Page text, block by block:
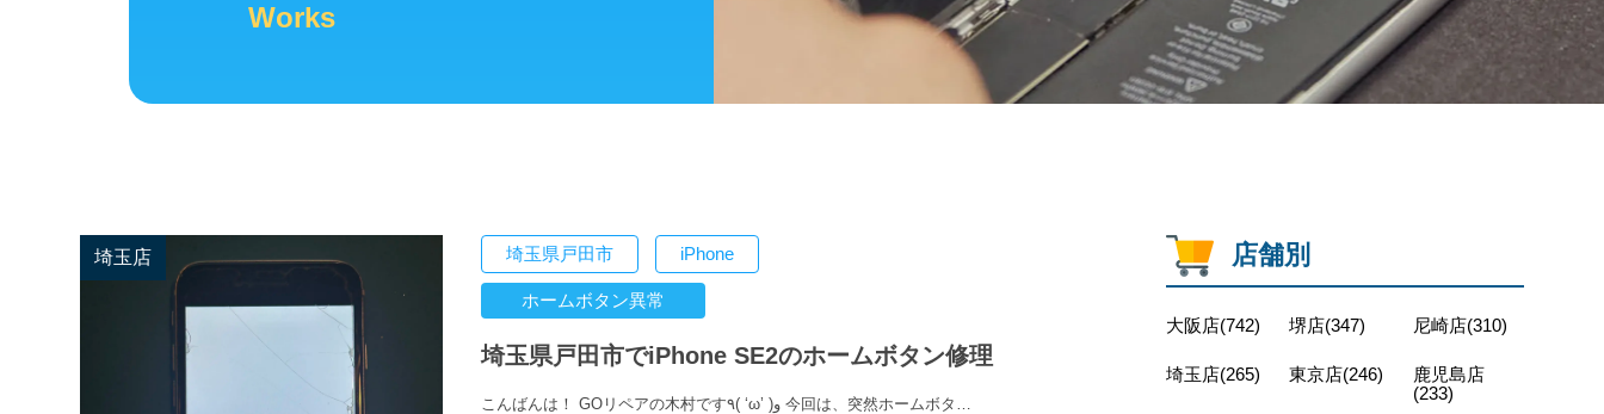
Works
埼玉店 埼玉県戸田市 iPhone
ホームボタン異常
埼玉県戸田市でiPhone SE2のホームボタン修理
こんばんは！ GOリペアの木村です٩( ‘ω’ )و 今回は、突然ホームボタ…
店舗別
大阪店(742) 堺店(347) 尼崎店(310)
埼玉店(265) 東京店(246)
鹿児島店
(233)